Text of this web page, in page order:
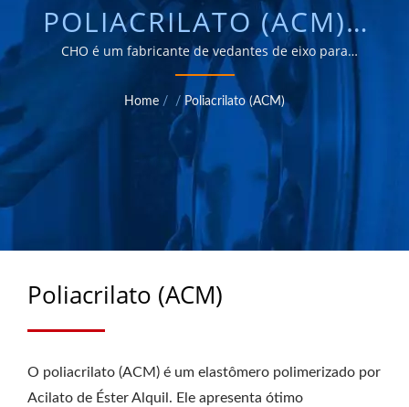
POLIACRILATO (ACM) /
FABRICANTE DE SELOS
DE RODA E-BARRIER
AUTOMOTIVOS E
INDUSTRIAIS, SELOS DE
RODA CENTURION E
SELOS DE
EIXO/CASSETE DESDE
1988 | CHU HUNG OIL
LTD.
CHO é um fabricante de vedantes de eixo para
caminhões e reboques, com grande capacidade de
ODM e OEM há 30 anos.
Home / / Poliacrilato (ACM)
Poliacrilato (ACM)
O poliacrilato (ACM) é um elastômero polimerizado por
Acilato de Éster Alquil. Ele apresenta ótimo